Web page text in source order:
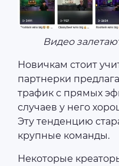
Видео
Новичкам стоит
партнерки
трафик с прямых
случаев у него
Эту тенденцию
крупные команды.
Некоторые